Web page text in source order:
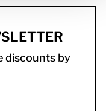
discounts by